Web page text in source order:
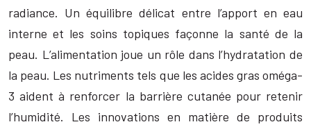
radiance. Un équilibre délicat entre l’apport en eau
interne et les soins topiques façonne la santé de la
peau. L’alimentation joue un rôle dans l’hydratation de
la peau. Les nutriments tels que les acides gras oméga-
3 aident à renforcer la barrière cutanée pour retenir
l’humidité. Les innovations en matière de produits